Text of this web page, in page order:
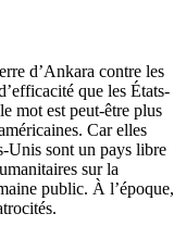
d’Ankara contre les
que les États-
mot est peut-être plus
Car elles
Unis sont un pays libre
sur la
public. À l’époque,